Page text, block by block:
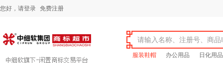
您好， 请登录 免费注册
服装鞋帽 办公用品 日化用品